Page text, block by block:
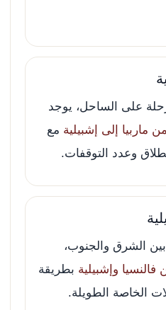
على الساحل، يوجد
ماربيا إلى إشبيلية مع
وعدد التوقفات.
بين الشرق والجنوب،
فالنسيا وإشبيلية بطريقة
الخاصة الطويلة.